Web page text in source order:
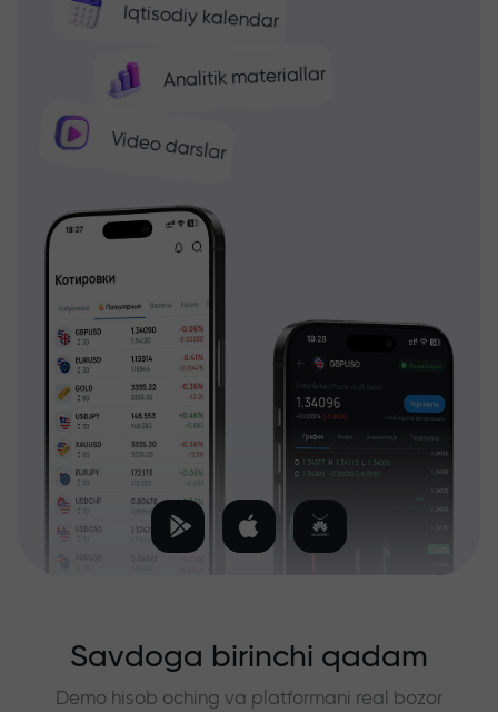
Iqtisodiy kalendar
Analitik materiallar
Video darslar
Savdoga birinchi qadam
Demo hisob oching va platformani real bozor